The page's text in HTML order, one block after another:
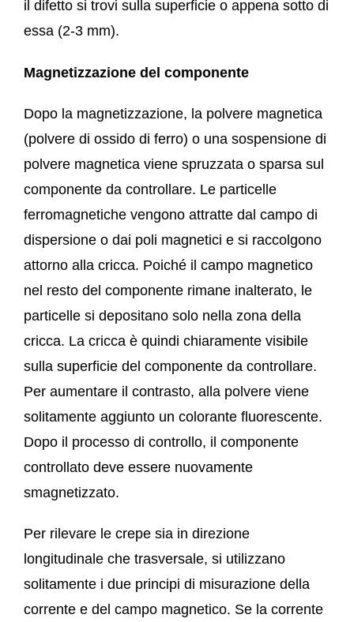
il difetto si trovi sulla superficie o appena sotto di
essa (2-3 mm).
Magnetizzazione del componente
Dopo la magnetizzazione, la polvere magnetica
(polvere di ossido di ferro) o una sospensione di
polvere magnetica viene spruzzata o sparsa sul
componente da controllare. Le particelle
ferromagnetiche vengono attratte dal campo di
dispersione o dai poli magnetici e si raccolgono
attorno alla cricca. Poiché il campo magnetico
nel resto del componente rimane inalterato, le
particelle si depositano solo nella zona della
cricca. La cricca è quindi chiaramente visibile
sulla superficie del componente da controllare.
Per aumentare il contrasto, alla polvere viene
solitamente aggiunto un colorante fluorescente.
Dopo il processo di controllo, il componente
controllato deve essere nuovamente
smagnetizzato.
Per rilevare le crepe sia in direzione
longitudinale che trasversale, si utilizzano
solitamente i due principi di misurazione della
corrente e del campo magnetico. Se la corrente